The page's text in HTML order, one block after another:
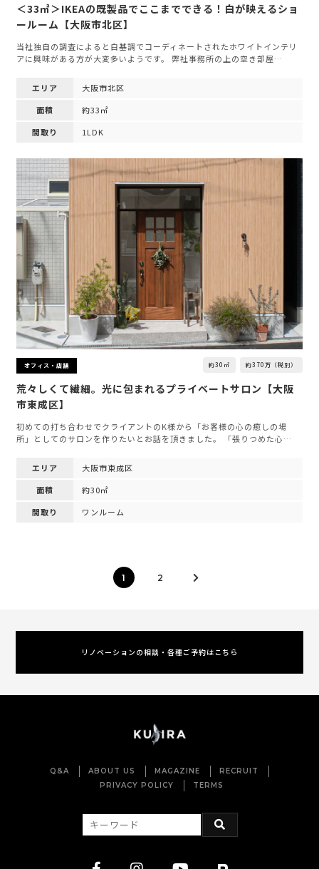
＜33㎡＞IKEAの既製品でここまでできる！白が映えるショ
ールーム【大阪市北区】
当社独自の調査によると白基調でコーディネートされたホワイトインテリ
アに興味がある方が大変多いようです。 弊社事務所の上の空き部屋…
エリア
大阪市北区
面積
約33㎡
間取り
1LDK
オフィス・店舗 約30㎡ 約370万（税別）
荒々しくて繊細。光に包まれるプライベートサロン【大阪
市東成区】
初めての打ち合わせでクライアントのK様から「お客様の心の癒しの場
所」としてのサロンを作りたいとお話を頂きました。 「張りつめた心…
エリア
大阪市東成区
面積
約30㎡
間取り
ワンルーム
1 2
リノベーションの相談・各種ご予約はこちら
Q&A ABOUT US MAGAZINE
RECRUIT
PRIVACY POLICY
TERMS